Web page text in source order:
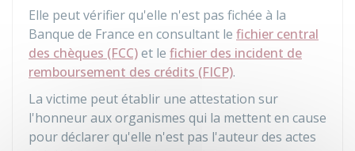
Elle peut vérifier qu'elle n'est pas fichée à la
Banque de France en consultant le fichier central
des chèques (FCC)et le fichier des incident de
remboursement des crédits (FICP).
La victime peut établir une attestation sur
l'honneur aux organismes qui la mettent en cause
pour déclarer qu'elle n'est pas l'auteur des actes